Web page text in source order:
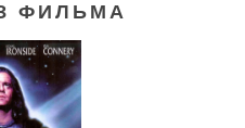
ФИЛЬМА